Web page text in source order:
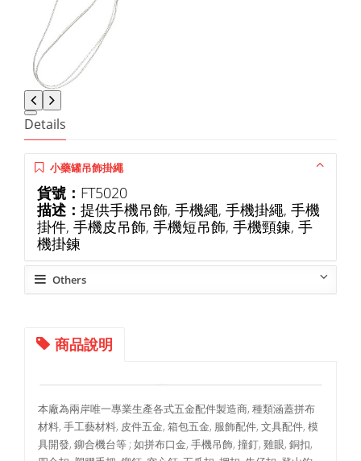
Details
小藥罐吊飾掛繩
貨號： FT5020
描述： 提供手機吊飾, 手機繩, 手機掛繩, 手機
掛件, 手機皮吊飾, 手機短吊飾, 手機頸鍊, 手
機掛鍊
Others
商品說明
本廠為兩岸唯一專業生產各式五金配件製造商, 種類涵蓋拼布
材料, 手工藝材料, 皮件五金, 箱包五金, 服飾配件, 文具配件, 模
具開發, 鉚合機台等 ; 如拼布口金, 手機吊飾, 撞釘, 雞眼, 銅扣,